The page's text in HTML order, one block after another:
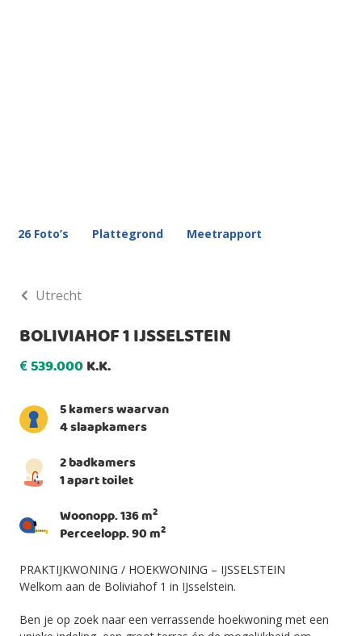
26 Foto’s Plattegrond Meetrapport
Utrecht
BOLIVIAHOF 1 IJSSELSTEIN
€539.000K.K.
5 kamers waarvan
4 slaapkamers
2 badkamers
1 apart toilet
Woonopp. 136 m2
Perceelopp. 90 m2
PRAKTIJKWONING / HOEKWONING – IJSSELSTEIN
Welkom aan de Boliviahof 1 in IJsselstein.
Ben je op zoek naar een verrassende hoekwoning met een